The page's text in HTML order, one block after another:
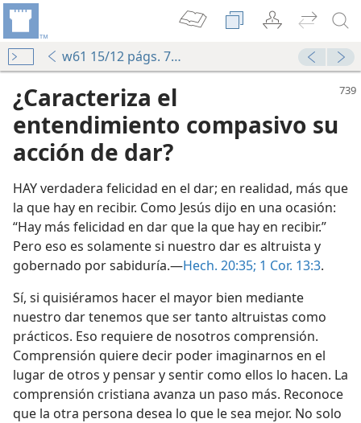
w61 15/12 págs. 739-740
Cristianos 2021
2018
¿Caracteriza el
entendimiento compasivo su
acción de dar?
HAY verdadera felicidad en el dar; en realidad, más que
la que hay en recibir. Como Jesús dijo en una ocasión:
“Hay más felicidad en dar que la que hay en recibir.”
Pero eso es solamente si nuestro dar es altruista y
gobernado por sabiduría.—Hech. 20:35; 1 Cor. 13:3.
Sí, si quisiéramos hacer el mayor bien mediante
nuestro dar tenemos que ser tanto altruistas como
prácticos. Eso requiere de nosotros comprensión.
Comprensión quiere decir poder imaginarnos en el
lugar de otros y pensar y sentir como ellos lo hacen. La
comprensión cristiana avanza un paso más. Reconoce
que la otra persona desea lo que le sea mejor. No solo